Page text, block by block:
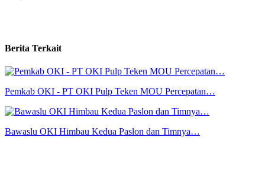
Berita Terkait
Pemkab OKI - PT OKI Pulp Teken MOU Percepatan…
Bawaslu OKI Himbau Kedua Paslon dan Timnya…